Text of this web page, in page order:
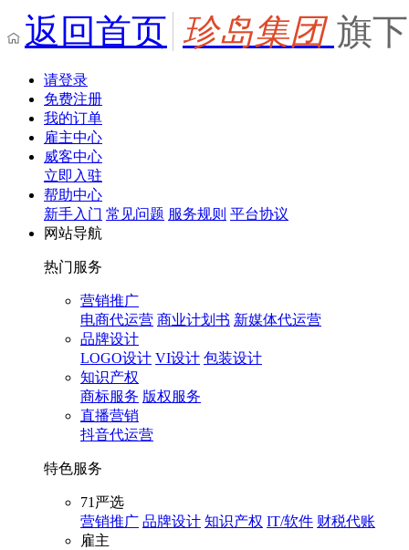
返回首页 珍岛集团 旗
请登录
免费注册
我的订单
雇主中心
威客中心
立即入驻
帮助中心
新手入门 常见问题 服务规则 平台协议
网站导航
热门服务
营销推广
电商代运营 商业计划书 新媒体代运营
品牌设计
LOGO设计 VI设计 包装设计
知识产权
商标服务 版权服务
直播营销
抖音代运营
特色服务
71严选
营销推广 品牌设计 知识产权 IT/软件 财税代账
雇主